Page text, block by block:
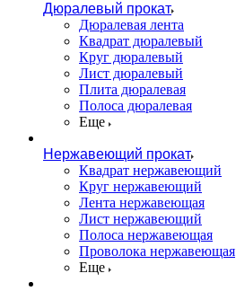
Дюралевый прокат
Дюралевая лента
Квадрат дюралевый
Круг дюралевый
Лист дюралевый
Плита дюралевая
Полоса дюралевая
Еще
Нержавеющий прокат
Квадрат нержавеющий
Круг нержавеющий
Лента нержавеющая
Лист нержавеющий
Полоса нержавеющая
Проволока нержавеющая
Еще